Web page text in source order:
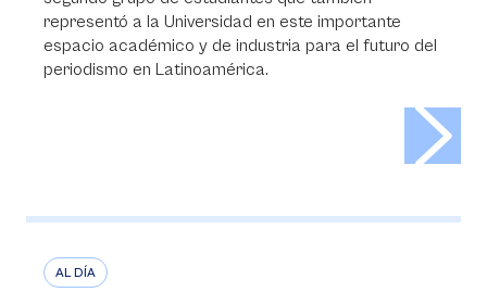
representó a la Universidad en este importante
espacio académico y de industria para el futuro del
periodismo en Latinoamérica.
AL DÍA